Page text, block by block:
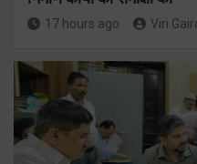
17 hours ago Viri